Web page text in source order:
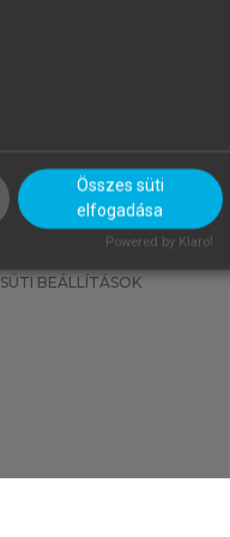
MI – ÁLTALÁNOS IRÁNYELVEK
SÜTI BEÁLLÍTÁSOK
Összes süti
elfogadása
Powered by Klaro!